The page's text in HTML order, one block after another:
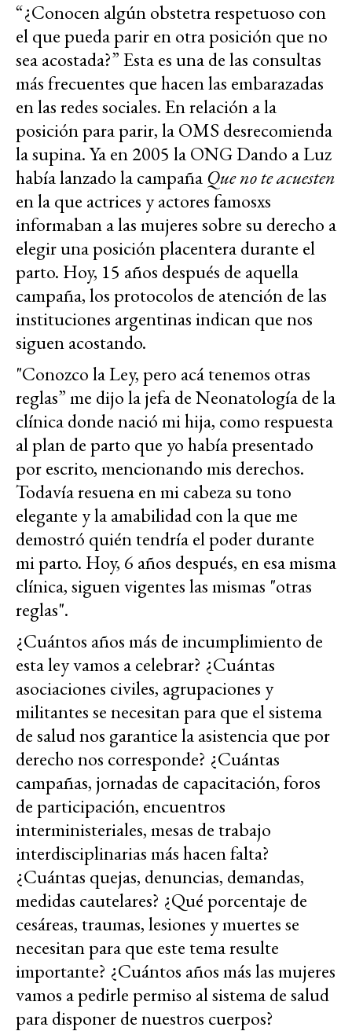
“¿Conocen algún obstetra respetuoso con
el que pueda parir en otra posición que no
sea acostada?” Esta es una de las consultas
más frecuentes que hacen las embarazadas
en las redes sociales. En relación a la
posición para parir, la OMS desrecomienda
la supina. Ya en 2005 la ONG Dando a Luz
había lanzado la campaña Que no te acuesten
en la que actrices y actores famosxs
informaban a las mujeres sobre su derecho a
elegir una posición placentera durante el
parto. Hoy, 15 años después de aquella
campaña, los protocolos de atención de las
instituciones argentinas indican que nos
siguen acostando.
"Conozco la Ley, pero acá tenemos otras
reglas” me dijo la jefa de Neonatología de la
clínica donde nació mi hija, como respuesta
al plan de parto que yo había presentado
por escrito, mencionando mis derechos.
Todavía resuena en mi cabeza su tono
elegante y la amabilidad con la que me
demostró quién tendría el poder durante
mi parto. Hoy, 6 años después, en esa misma
clínica, siguen vigentes las mismas "otras
reglas".
¿Cuántos años más de incumplimiento de
esta ley vamos a celebrar? ¿Cuántas
asociaciones civiles, agrupaciones y
militantes se necesitan para que el sistema
de salud nos garantice la asistencia que por
derecho nos corresponde? ¿Cuántas
campañas, jornadas de capacitación, foros
de participación, encuentros
interministeriales, mesas de trabajo
interdisciplinarias más hacen falta?
¿Cuántas quejas, denuncias, demandas,
medidas cautelares? ¿Qué porcentaje de
cesáreas, traumas, lesiones y muertes se
necesitan para que este tema resulte
importante? ¿Cuántos años más las mujeres
vamos a pedirle permiso al sistema de salud
para disponer de nuestros cuerpos?